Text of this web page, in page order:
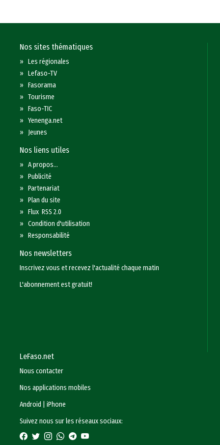
Nos sites thématiques
»Les régionales
»Lefaso-TV
»Fasorama
»Tourisme
»Faso-TIC
»Yenenga.net
» Jeunes
Nos liens utiles
»A propos...
»Publicité
»Partenariat
»Plan du site
»Flux RSS 2.0
»Condition d'utilisation
»Responsabilité
Nos newsletters
Inscrivez vous et recevez l'actualité chaque matin
L'abonnement est gratuit!
LeFaso.net
Nous contacter
Nos applications mobiles
Android
|iPhone
Suivez nous sur les réseaux sociaux: